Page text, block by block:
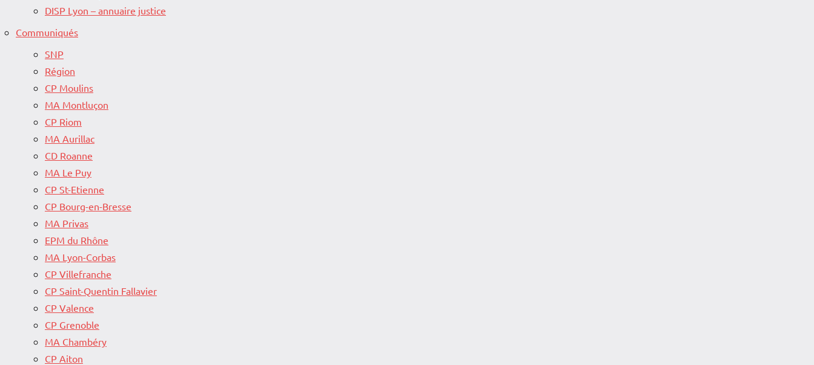
DISP Lyon – annuaire justice
Communiqués
SNP
Région
CP Moulins
MA Montluçon
CP Riom
MA Aurillac
CD Roanne
MA Le Puy
CP St-Etienne
CP Bourg-en-Bresse
MA Privas
EPM du Rhône
MA Lyon-Corbas
CP Villefranche
CP Saint-Quentin Fallavier
CP Valence
CP Grenoble
MA Chambéry
CP Aiton